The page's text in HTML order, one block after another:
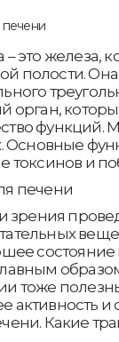
– это железа,
полости. Она
орган,
функций.
Основные
токсинов и
печени
зрения
тоже
активность
Какие